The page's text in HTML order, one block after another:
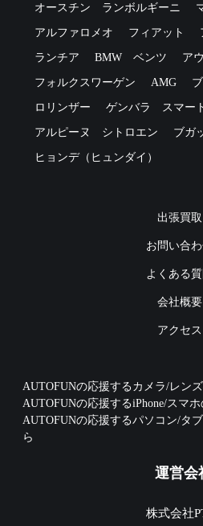
オースチン ランボルギーニ
アルファロメオ フィアット
ランチア BMW ベンツ ア
フォルクスワーゲン AMG
ロリンザー ゲンバラ スマー
アルピーヌ シトロエン ブガ
ヒョンデ（ヒュンダイ）
出張買取
お問い合
よくある
会社概要
アクセス
AUTOFUNの応援するカメラ/レン
AUTOFUNの応援するiPhone/スマ
AUTOFUNの応援するパソコン/タ
ら
運営会
株式会社